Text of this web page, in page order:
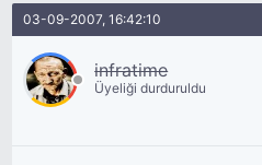
03-09-2007, 16:42:10
infratime
Üyeliği durduruldu